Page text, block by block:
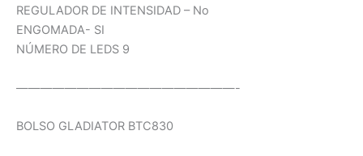
REGULADOR DE INTENSIDAD – No
ENGOMADA- SI
NÚMERO DE LEDS 9
——————————————————-
BOLSO GLADIATOR BTC830